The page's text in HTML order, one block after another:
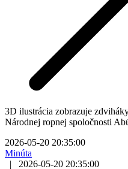
3D ilustrácia zobrazuje
Národnej ropnej spoločnosti
2026-05-20 20:35:00
Minúta
|
2026-05-20 20:35:00